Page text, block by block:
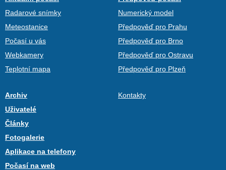
Radarové snímky
Meteostanice
Počasí u vás
Webkamery
Teplotní mapa
Numerický model
Předpověď pro Prahu
Předpověď pro Brno
Předpověď pro Ostravu
Předpověď pro Plzeň
Archiv
Uživatelé
Články
Fotogalerie
Aplikace na telefony
Počasí na web
Kontakty